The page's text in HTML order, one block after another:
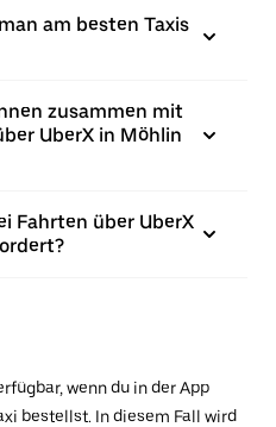
am besten Taxis
zusammen mit
UberX in Möhlin
Fahrten über UberX
wenn du in der App
bestellst. In diesem Fall wird